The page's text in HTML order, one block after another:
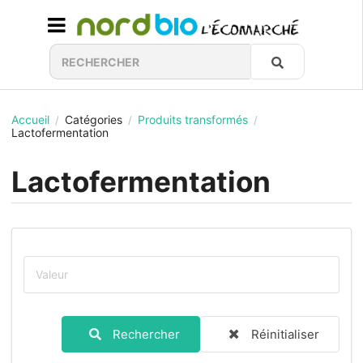
Accueil / Catégories / Produits transformés /
Lactofermentation
Lactofermentation
Rechercher Réinitialiser